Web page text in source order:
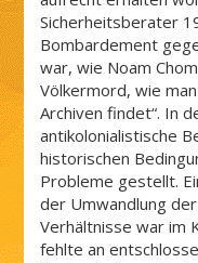
Sicherheitsberater
Bombardement
war, wie Noam
Völkermord, wie
Archiven findet“. In
antikolonialistische
historischen
Probleme gestellt.
der Umwandlung
Verhältnisse war im
fehlte an